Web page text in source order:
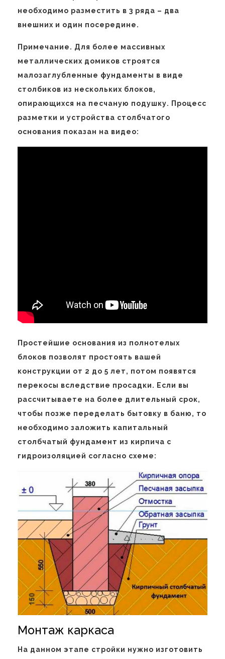
необходимо разместить в 3 ряда – два
внешних и один посередине.
Примечание. Для более массивных
металлических домиков строятся
малозаглубленные фундаменты в виде
столбиков из нескольких блоков,
опирающихся на песчаную подушку. Процесс
разметки и устройства столбчатого
основания показан на видео:
Простейшие основания из полнотелых
блоков позволят простоять вашей
конструкции от 2 до 5 лет, потом появятся
перекосы вследствие просадки. Если вы
рассчитываете на более длительный срок,
чтобы позже переделать бытовку в баню, то
необходимо заложить капитальный
столбчатый фундамент из кирпича с
гидроизоляцией согласно схеме:
Монтаж каркаса
На данном этапе стройки нужно изготовить